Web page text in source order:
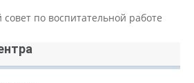
по воспитательной работе